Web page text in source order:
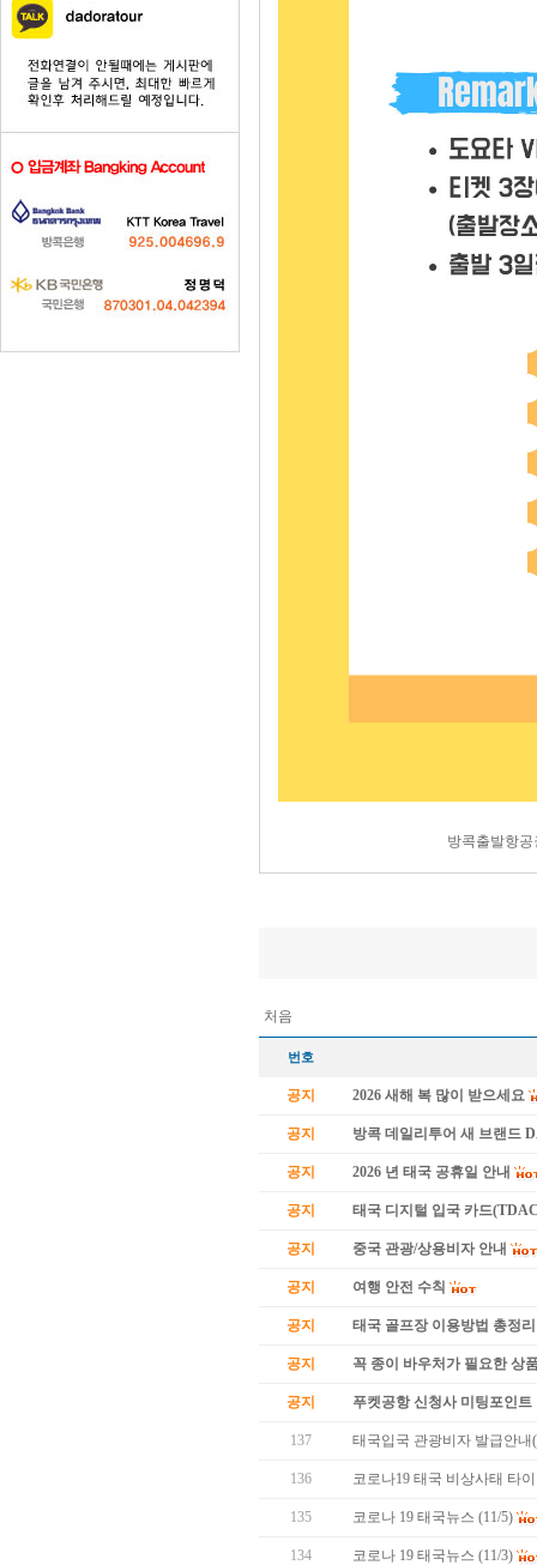
방콕출발항공권 3인이상
처음
번호
공지 2026 새해 복 많이 받으세요
공지 방콕 데일리투어 새 브랜드
공지 2026 년 태국 공휴일 안내
공지 태국 디지털 입국 카드
공지 중국 관광/상용비자 안내
공지 여행 안전 수칙
공지 태국 골프장 이용방법 총정리
공지 꼭 종이 바우처가 필요한 상
공지 푸켓공항 신청사 미팅포인트
137 태국입국 관광비자 발급안내
136 코로나19 태국 비상사태 타
135 코로나 19 태국뉴스 (11/5)
134 코로나 19 태국뉴스 (11/3)